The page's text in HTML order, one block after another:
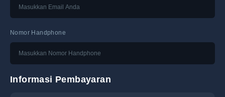
Nomor Handphone
Informasi Pembayaran